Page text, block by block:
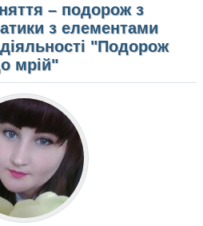
– подорож з
з елементами
"Подорож
мрій"